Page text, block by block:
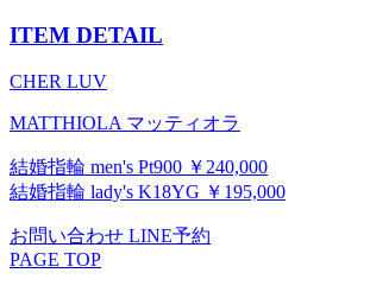
ITEM DETAIL
CHER LUV
MATTHIOLA マッティオラ
結婚指輪 men's Pt900 ￥240,000
結婚指輪 lady's K18YG ￥195,000
お問い合わせ LINE予約
PAGE TOP